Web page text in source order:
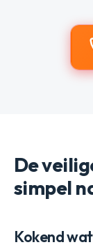
De
simpel
Kokend